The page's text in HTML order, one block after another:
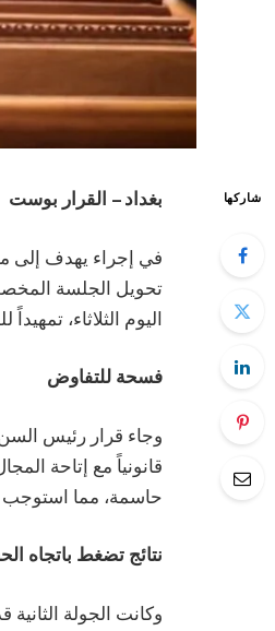
شاركها بغداد – القرار بوست
في إجراء يهدف إلى
تحويل الجلسة
اليوم الثلاثاء،
فسحة للتفاوض
وجاء قرار رئيس
قانونياً مع إتاحة
حاسمة، مما استوجب
نتائج تضغط باتجاه